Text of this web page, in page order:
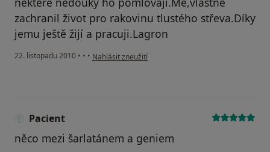
zachranil život pro rakovinu tlustého střeva.Díky
jemu ještě žijí a pracuji.Lagron
22. listopadu 2010 • • • podle názoru uživatele Pacient
Nahlásit zneužití
Pacient
něco mezi šarlatánem a geniem